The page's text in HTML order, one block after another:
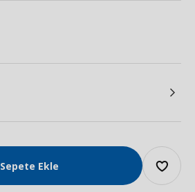
Sepete Ekle